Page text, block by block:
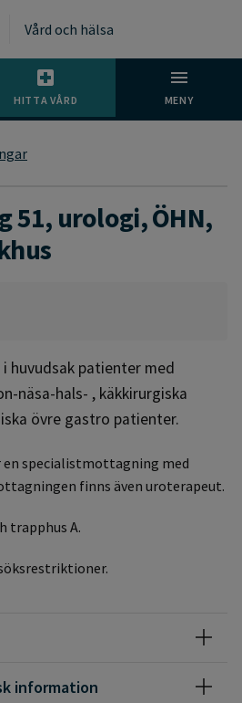
Vård och hälsa
HITTA VÅRD MENY
51, urologi, ÖHN,
huvudsak patienter med
näsa-hals- , käkkirurgiska
övre gastro patienter.
specialistmottagning med
finns även uroterapeut.
trapphus A.
information